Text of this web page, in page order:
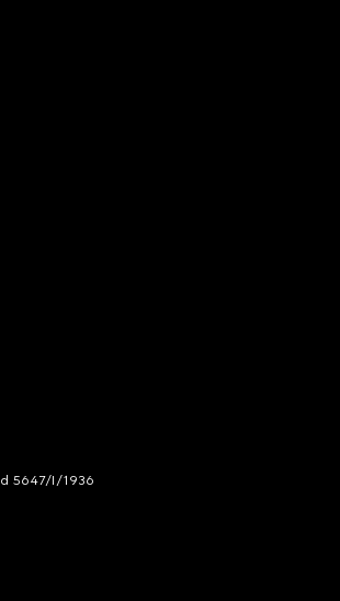
5647/I/1936